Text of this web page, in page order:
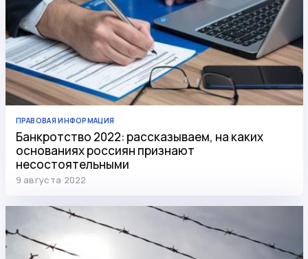
ПРАВОВАЯ ИНФОРМАЦИЯ
Банкротство 2022: рассказываем, на каких
основаниях россиян признают
несостоятельными
9 августа 2022